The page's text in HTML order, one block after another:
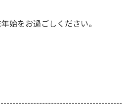
始をお過ごしください。